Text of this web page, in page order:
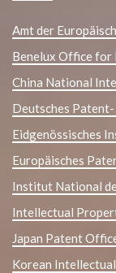
Amt der
Benelux Office
China National
Deutsches
Eidgenössisches
Europäisches
Institut National
Intellectual
Japan Patent
Korean